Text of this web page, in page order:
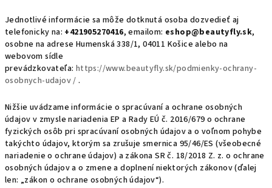
Jednotlivé informácie sa môže dotknutá osoba dozvedieť aj
telefonicky na: +421905270416, emailom: eshop@beautyfly.sk,
osobne na adrese Humenská 338/1, 04011 Košice alebo na
webovom sídle
prevádzkovateľa: https://www.beautyfly.sk/podmienky-ochrany-
osobnych-udajov / .
Nižšie uvádzame informácie o spracúvaní a ochrane osobných
údajov v zmysle nariadenia EP a Rady EÚ č. 2016/679 o ochrane
fyzických osôb pri spracúvaní osobných údajov a o voľnom pohybe
takýchto údajov, ktorým sa zrušuje smernica 95/46/ES (všeobecné
nariadenie o ochrane údajov) a zákona SR č. 18/2018 Z. z. o ochrane
osobných údajov a o zmene a doplnení niektorých zákonov (ďalej
len: „zákon o ochrane osobných údajov“).